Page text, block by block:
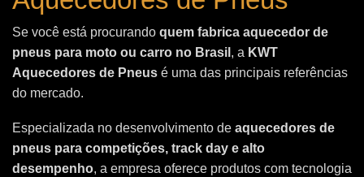
Se você está procurando quem fabrica aquecedor de
pneus para moto ou carro no Brasil , a KWT
Aquecedores de Pneus é uma das principais referências
do mercado.
Especializada no desenvolvimento de aquecedores de
pneus para competições, track day e alto
desempenho, a empresa oferece produtos com tecnologia